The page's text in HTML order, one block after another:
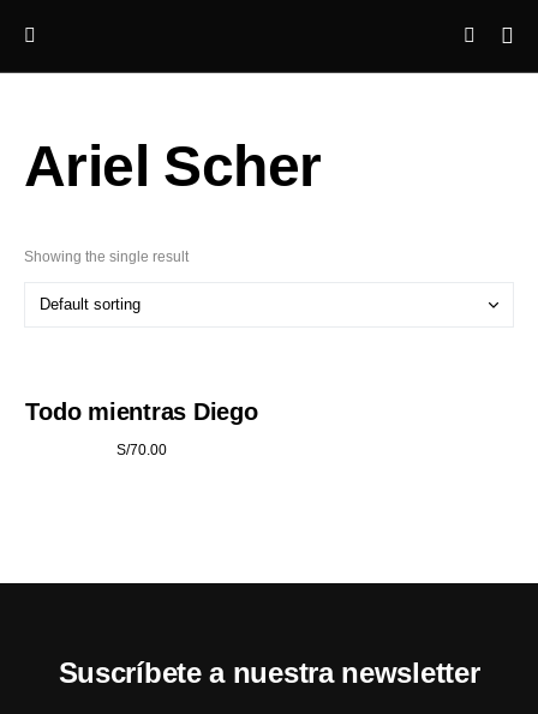
Ariel Scher
Showing the single result
Todo mientras Diego
S/70.00
Suscríbete a nuestra newsletter